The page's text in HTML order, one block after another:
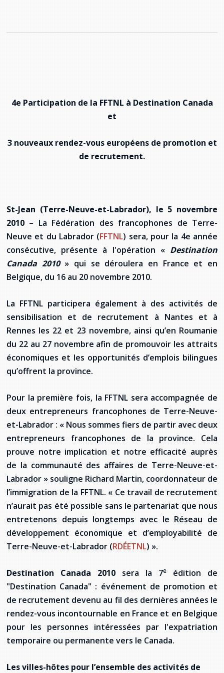
Pamela Tucker
Marc-Alexandre Mestres
Stacy Smith
Nancy Dillon
Clare Halleran
Joseph Kayumba
Dominic Demers
Yulia Kudryakova
Ressources linguistiques pour la
4e Participation de la FFTNL à Destination Canada
et
3 nouveaux rendez-vous européens de promotion et
de recrutement.
St-Jean (Terre-Neuve-et-Labrador), le 5 novembre
2010 – La Fédération des francophones de Terre-
Neuve et du Labrador (FFTNL) sera, pour la 4e année
consécutive, présente à l'opération « Destination
Canada 2010» qui se déroulera en France et en
Belgique, du 16 au 20 novembre 2010.
La FFTNL participera également à des activités de
sensibilisation et de recrutement à Nantes et à
Rennes les 22 et 23 novembre, ainsi qu’en Roumanie
du 22 au 27 novembre afin de promouvoir les attraits
économiques et les opportunités d’emplois bilingues
qu’offrent la province.
Pour la première fois, la FFTNL sera accompagnée de
deux entrepreneurs francophones de Terre-Neuve-
et-Labrador : « Nous sommes fiers de partir avec deux
entrepreneurs francophones de la province. Cela
prouve notre implication et notre efficacité auprès
de la communauté des affaires de Terre-Neuve-et-
Labrador » souligne Richard Martin, coordonnateur de
l’immigration de la FFTNL. « Ce travail de recrutement
n’aurait pas été possible sans le partenariat que nous
entretenons depuis longtemps avec le Réseau de
développement économique et d’employabilité de
Terre-Neuve-et-Labrador (RDÉETNL) ».
Destination Canada 2010 sera la 7e
édition de
"Destination Canada" : événement de promotion et
de recrutement devenu au fil des dernières années le
rendez-vous incontournable en France et en Belgique
pour les personnes intéressées par l'expatriation
temporaire ou permanente vers le Canada.
Les villes-hôtes pour l’ensemble des activités de